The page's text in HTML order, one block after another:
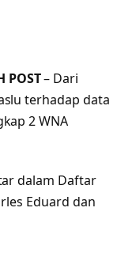
POST– Dari
terhadap data
2 WNA
dalam Daftar
Eduard dan